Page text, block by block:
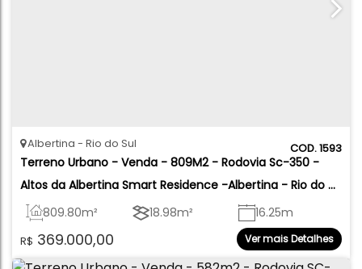
1593
Terreno Urbano - Venda - 809M2 - Rodovia Sc-350 -
Altos da Albertina Smart Residence -Albertina - Rio do
Sul
R$ 369.000,00
Albertina Rio do Sul
809.80m² 18.98m² 16.25m
Ver mais Detalhes